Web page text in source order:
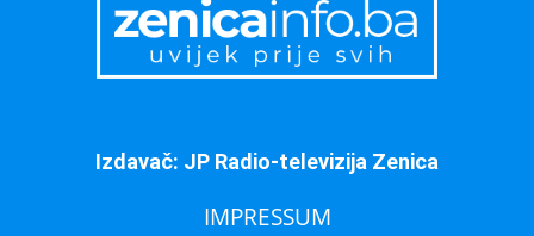
Izdavač: JP Radio-televizija Zenica
IMPRESSUM